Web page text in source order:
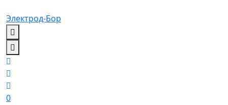
Электрод-Бор
0